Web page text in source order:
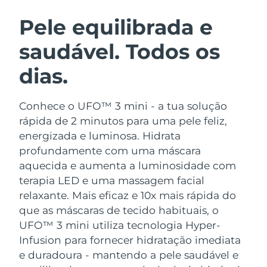
Pele equilibrada e
saudável. Todos os
dias.
Conhece o UFO™ 3 mini - a tua solução
rápida de 2 minutos para uma pele feliz,
energizada e luminosa. Hidrata
profundamente com uma máscara
aquecida e aumenta a luminosidade com
terapia LED e uma massagem facial
relaxante. Mais eficaz e 10x mais rápida do
que as máscaras de tecido habituais, o
UFO™ 3 mini utiliza tecnologia Hyper-
Infusion para fornecer hidratação imediata
e duradoura - mantendo a pele saudável e
Limpeza facial
Anti-aging massage
LUNA™ 4 Plus
Massage, LED heating
LUNA™ 4 Men
For men, anti-aging massage
Microcurrent toning
BEAR™ 2 go
Microcurrent toning on-the-go
BEAR™ 2 eyes & lips
Microcurrent line smoothing device
Hidratação
UFO™ 3 kit
Deep facial hydration
UFO™ 3 LED
Near-infrared and red light therapy
device
Cuidado oral
issa™ 4
Hybrid silicone sonic toothbrush
issa™ 4 plus
Smart hybrid silicone sonic toothbrush
TRATAMENTO ANTIENVELHECIMENTO
FAQ™
Antienvelhecimento Tratamentos LED
NEW
Áustria Entrega prevista
Barein Entrega prevista8/13/26
Bélgica
Bermudas Entrega prevista8/18/26
Bósnia e
Herzegovina
Entrega prevista
Brunei Entrega prevista8/17/26
Bulgária Entrega prevista 8/12/26
Canadá Entrega prevista8/16/26
Chile Entrega prevista8/16/26